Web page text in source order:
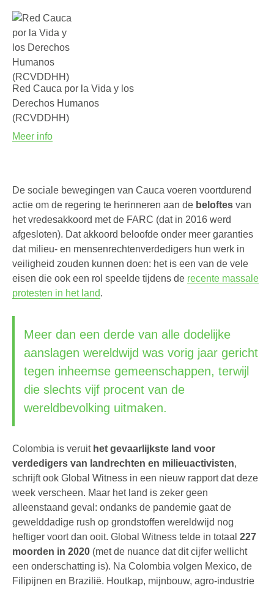
Red Cauca por la Vida y los
Derechos Humanos
(RCVDDHH)
Meer info
De sociale bewegingen van Cauca voeren voortdurend
actie om de regering te herinneren aan de beloftes van
het vredesakkoord met de FARC (dat in 2016 werd
afgesloten). Dat akkoord beloofde onder meer garanties
dat milieu- en mensenrechtenverdedigers hun werk in
veiligheid zouden kunnen doen: het is een van de vele
eisen die ook een rol speelde tijdens de recente massale
protesten in het land.
Meer dan een derde van alle dodelijke
aanslagen wereldwijd was vorig jaar gericht
tegen inheemse gemeenschappen, terwijl
die slechts vijf procent van de
wereldbevolking uitmaken.
Colombia is veruit het gevaarlijkste land voor
verdedigers van landrechten en milieuactivisten,
schrijft ook Global Witness in een nieuw rapport dat deze
week verscheen. Maar het land is zeker geen
alleenstaand geval: ondanks de pandemie gaat de
gewelddadige rush op grondstoffen wereldwijd nog
heftiger voort dan ooit. Global Witness telde in totaal 227
moorden in 2020 (met de nuance dat dit cijfer wellicht
een onderschatting is). Na Colombia volgen Mexico, de
Filipijnen en Brazilië. Houtkap, mijnbouw, agro-industrie